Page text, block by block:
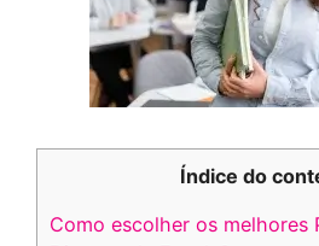
Índice do
Como escolher os melhores